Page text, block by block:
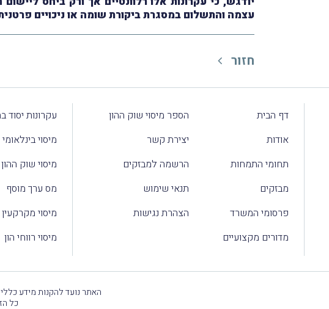
עצמה והתשלום במסגרת ביקורת שומה או ניכויים
חזור
דף הבית
אודות
תחומי התמחות
מבזקים
פרסומי המשרד
מדורים מקצועיים
הספר מיסוי שוק ההון
יצירת קשר
הרשמה למבזקים
תנאי שימוש
הצהרת נגישות
עקרונות יסוד
מיסוי בינלאומי
מיסוי שוק ההון
מס ערך מוסף
מיסוי מקרקעין
מיסוי רווחי הון
האתר נועד להקנות מידע
כל